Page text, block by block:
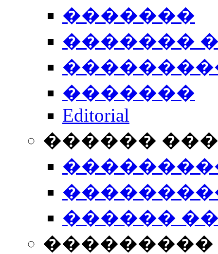
�������
�������
�������
Editorial
������
������
���������